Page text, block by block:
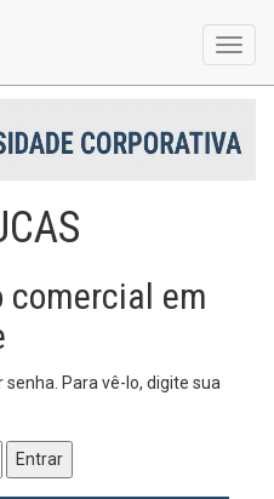
comercial em
Para vê-lo, digite sua